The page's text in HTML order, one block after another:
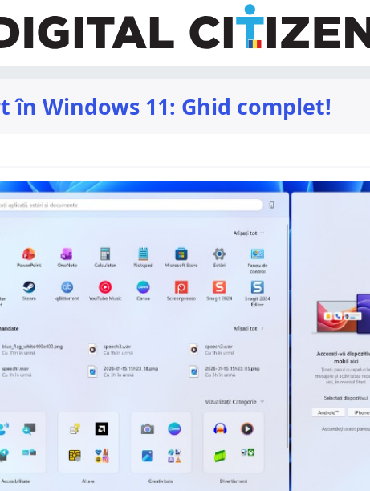
în Windows 11: Ghid complet!